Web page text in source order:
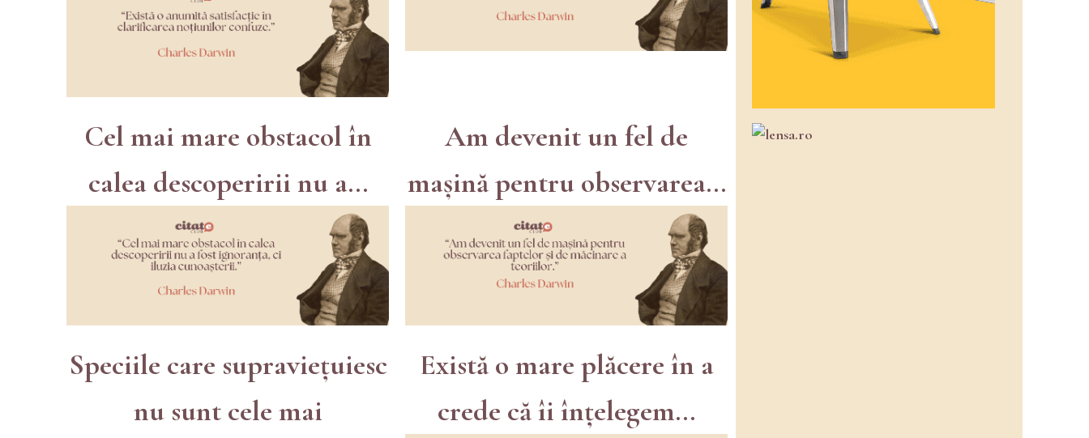
Cel mai mare obstacol în
calea descoperirii nu a...
Am devenit un fel de
mașină pentru observarea...
Speciile care supraviețuiesc
nu sunt cele mai
Există o mare plăcere în a
crede că îi înțelegem...